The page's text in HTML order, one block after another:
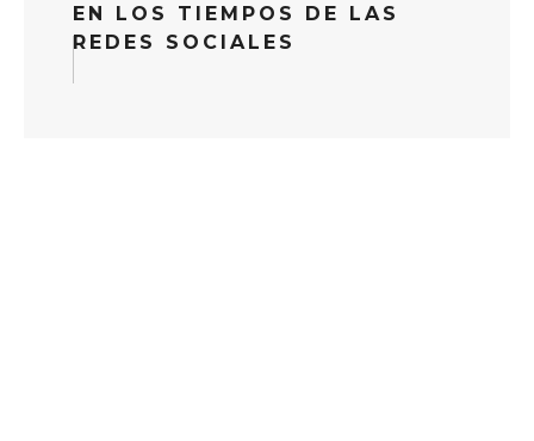
EN LOS TIEMPOS DE LAS
REDES SOCIALES